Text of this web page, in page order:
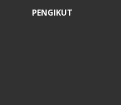
PENGIKUT